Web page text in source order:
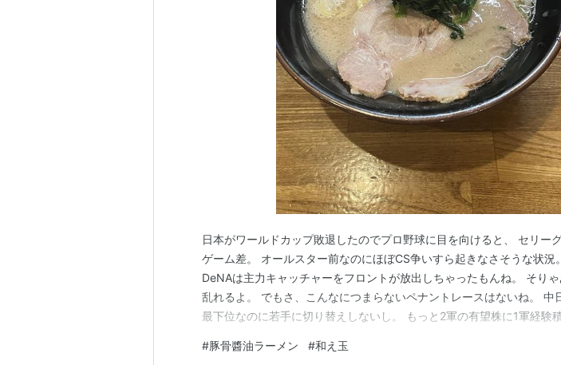
日本がワールドカップ敗退したのでプロ野球に目を向けると、 セリー
ゲーム差。 オールスター前なのにほぼCS争いすら起きなさそうな状況
DeNAは主力キャッチャーをフロントが放出しちゃったもんね。 そり
乱れるよ。 でもさ、こんなにつまらないペナントレースはないね。 中
最下位なのに若手に切り替えしないし。 もっと2軍の有望株に1軍経験
松本着いてからZUNへ。 調べると和え玉があるっていうから食べてみ
#豚骨醬油ラーメン #和え玉